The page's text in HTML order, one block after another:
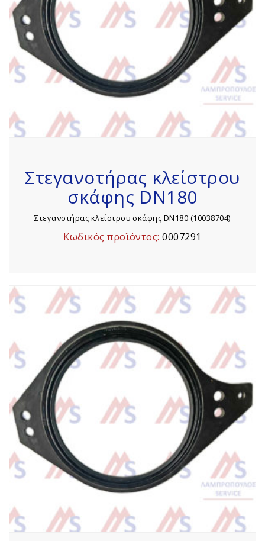
Στεγανοτήρας κλείστρου
σκάφης DN180
Στεγανοτήρας κλείστρου σκάφης DN180 (10038704)
Κωδικός προϊόντος:0007291